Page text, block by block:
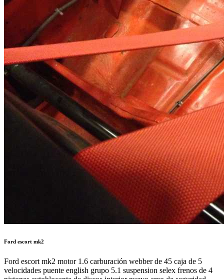
velocidades puente english grupo 5.1 suspension selex frenos de 4
pistones autoblocante de discos interior nuevo,arco de seguridad
omp, baquets gp race nuevos homologados